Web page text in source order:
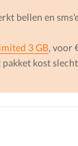
bellen en
3 GB, voor
kost